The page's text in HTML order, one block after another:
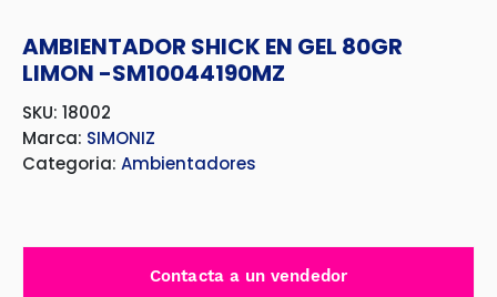
AMBIENTADOR SHICK EN GEL 80GR
LIMON -SM10044190MZ
SKU: 18002
Marca: SIMONIZ
Categoria: Ambientadores
Contacta a un vendedor